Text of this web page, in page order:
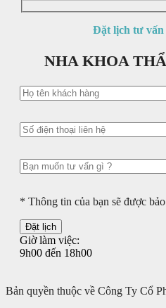
Đặt lịch tư vấn
NHA KHOA
* Thông tin của bạn sẽ được
Giờ làm việc:
9h00 đến 18h00
Bản quyền thuộc về Công Ty Cổ